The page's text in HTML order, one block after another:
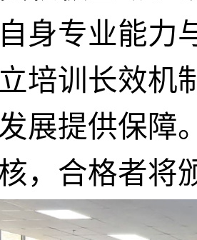
身专业能力
培训长效机
展提供保障
，合格者将